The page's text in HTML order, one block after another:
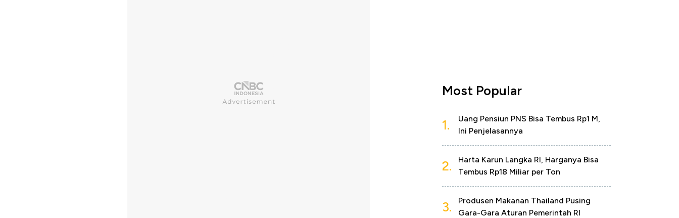
Most Popular
1.
Uang Pensiun PNS Bisa Tembus Rp1 M,
Ini Penjelasannya
2.
Harta Karun Langka RI, Harganya Bisa
Tembus Rp18 Miliar per Ton
3.
Produsen Makanan Thailand Pusing
Gara-Gara Aturan Pemerintah RI